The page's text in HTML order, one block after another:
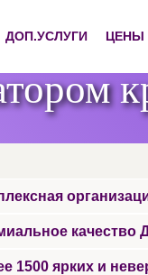
ДОП.УСЛУГИ ЦЕНЫ
качество
1500 ярких и